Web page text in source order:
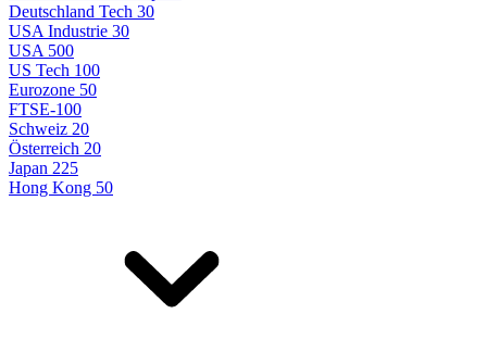
Deutschland Tech 30
USA Industrie 30
USA 500
US Tech 100
Eurozone 50
FTSE-100
Schweiz 20
Österreich 20
Japan 225
Hong Kong 50